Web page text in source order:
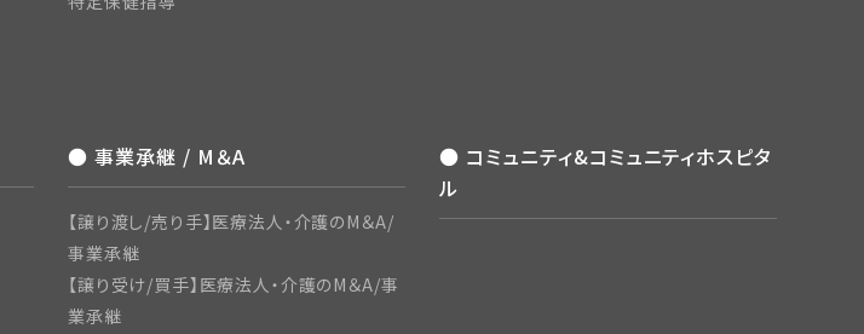
● 事業承継 / M＆A
【譲り渡し/売り手】医療法人・介護のM＆A/
事業承継
【譲り受け/買手】医療法人・介護のM＆A/事
業承継
● コミュニティ&コミュニティホスピタ
ル